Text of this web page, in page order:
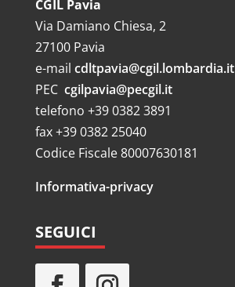
CGIL Pavia
Via Damiano Chiesa, 2
27100 Pavia
e-mail cdltpavia@cgil.lombardia.it
PEC cgilpavia@pecgil.it
telefono +39 0382 3891
fax +39 0382 25040
Codice Fiscale 80007630181
Informativa-privacy
SEGUICI